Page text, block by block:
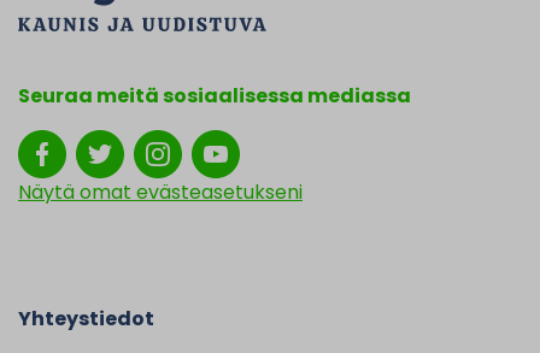
Seuraa meitä sosiaalisessa mediassa
Näytä omat evästeasetukseni
Yhteystiedot